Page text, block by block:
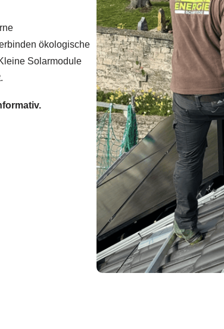
ökologische
Solarmodule